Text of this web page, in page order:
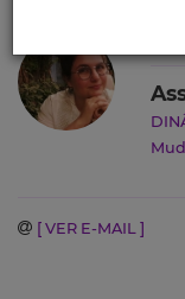
[ VER E-MAIL ]